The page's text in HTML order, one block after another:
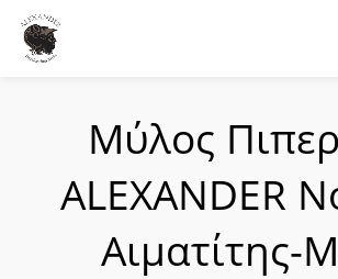
Μύλος
ALEXANDER
Αιματίτης-